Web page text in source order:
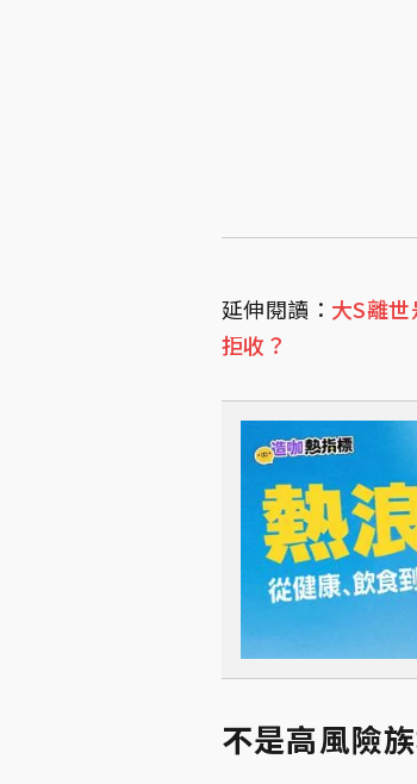
延伸閱讀： 大S離
拒收？
不是高風險